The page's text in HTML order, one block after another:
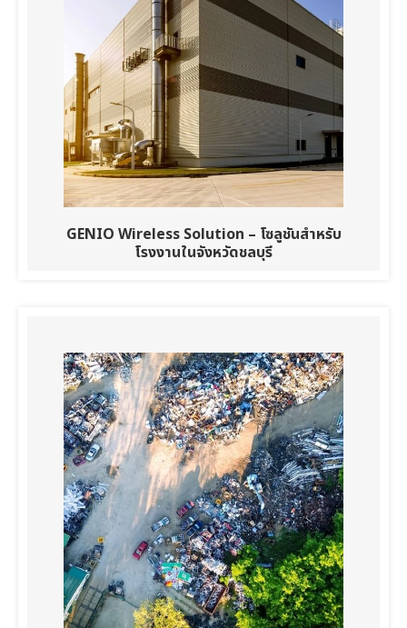
GENIO Wireless Solution – โซลูชันสำหรับ
โรงงานในจังหวัดชลบุรี